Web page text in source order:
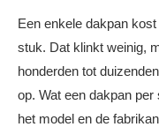
Een enkele dakpan
stuk. Dat klinkt weinig,
honderden tot
op. Wat een dakpan
het model en de